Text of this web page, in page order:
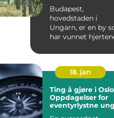
Budapest,
hovedstaden i
Ungarn, er en by
har vunnet
verden. Med ...
18. jan
Ting å gjøre i
Oppdagelser for
eventyrlystne